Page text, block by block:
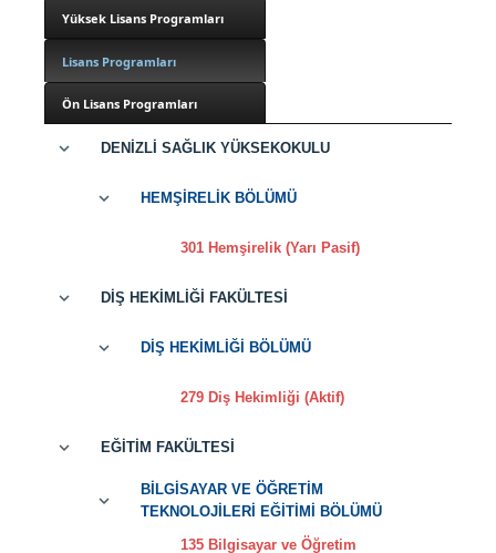
Yüksek Lisans Programları
Lisans Programları
Ön Lisans Programları
DENİZLİ SAĞLIK YÜKSEKOKULU
HEMŞİRELİK BÖLÜMÜ
301 Hemşirelik (Yarı Pasif)
DİŞ HEKİMLİĞİ FAKÜLTESİ
DİŞ HEKİMLİĞİ BÖLÜMÜ
279 Diş Hekimliği (Aktif)
EĞİTİM FAKÜLTESİ
BİLGİSAYAR VE ÖĞRETİM
TEKNOLOJİLERİ EĞİTİMİ BÖLÜMÜ
135 Bilgisayar ve Öğretim